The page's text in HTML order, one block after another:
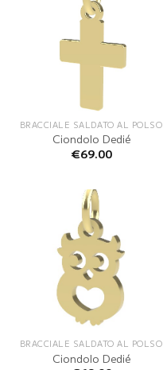
BRACCIALE SALDATO AL POLSO
Ciondolo Dedié
€69.00
BRACCIALE SALDATO AL POLSO
Ciondolo Dedié